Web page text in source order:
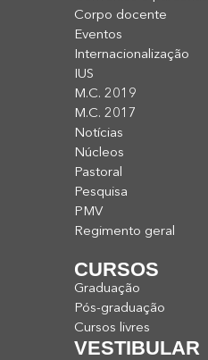
Corpo docente
Eventos
Internacionalização
IUS
M.C. 2019
M.C. 2017
Notícias
Núcleos
Pastoral
Pesquisa
PMV
Regimento geral
CURSOS
Graduação
Pós-graduação
Cursos livres
VESTIBULAR